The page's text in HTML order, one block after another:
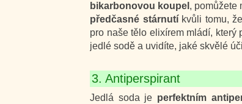
bikarbonovou koupel , pomůžete
předčasné stárnutíkvůli tomu,
pro naše tělo elixírem mládí, který
jedlé sodě a uvidíte, jaké skvělé
3. Antiperspirant
Jedlá soda je perfektním